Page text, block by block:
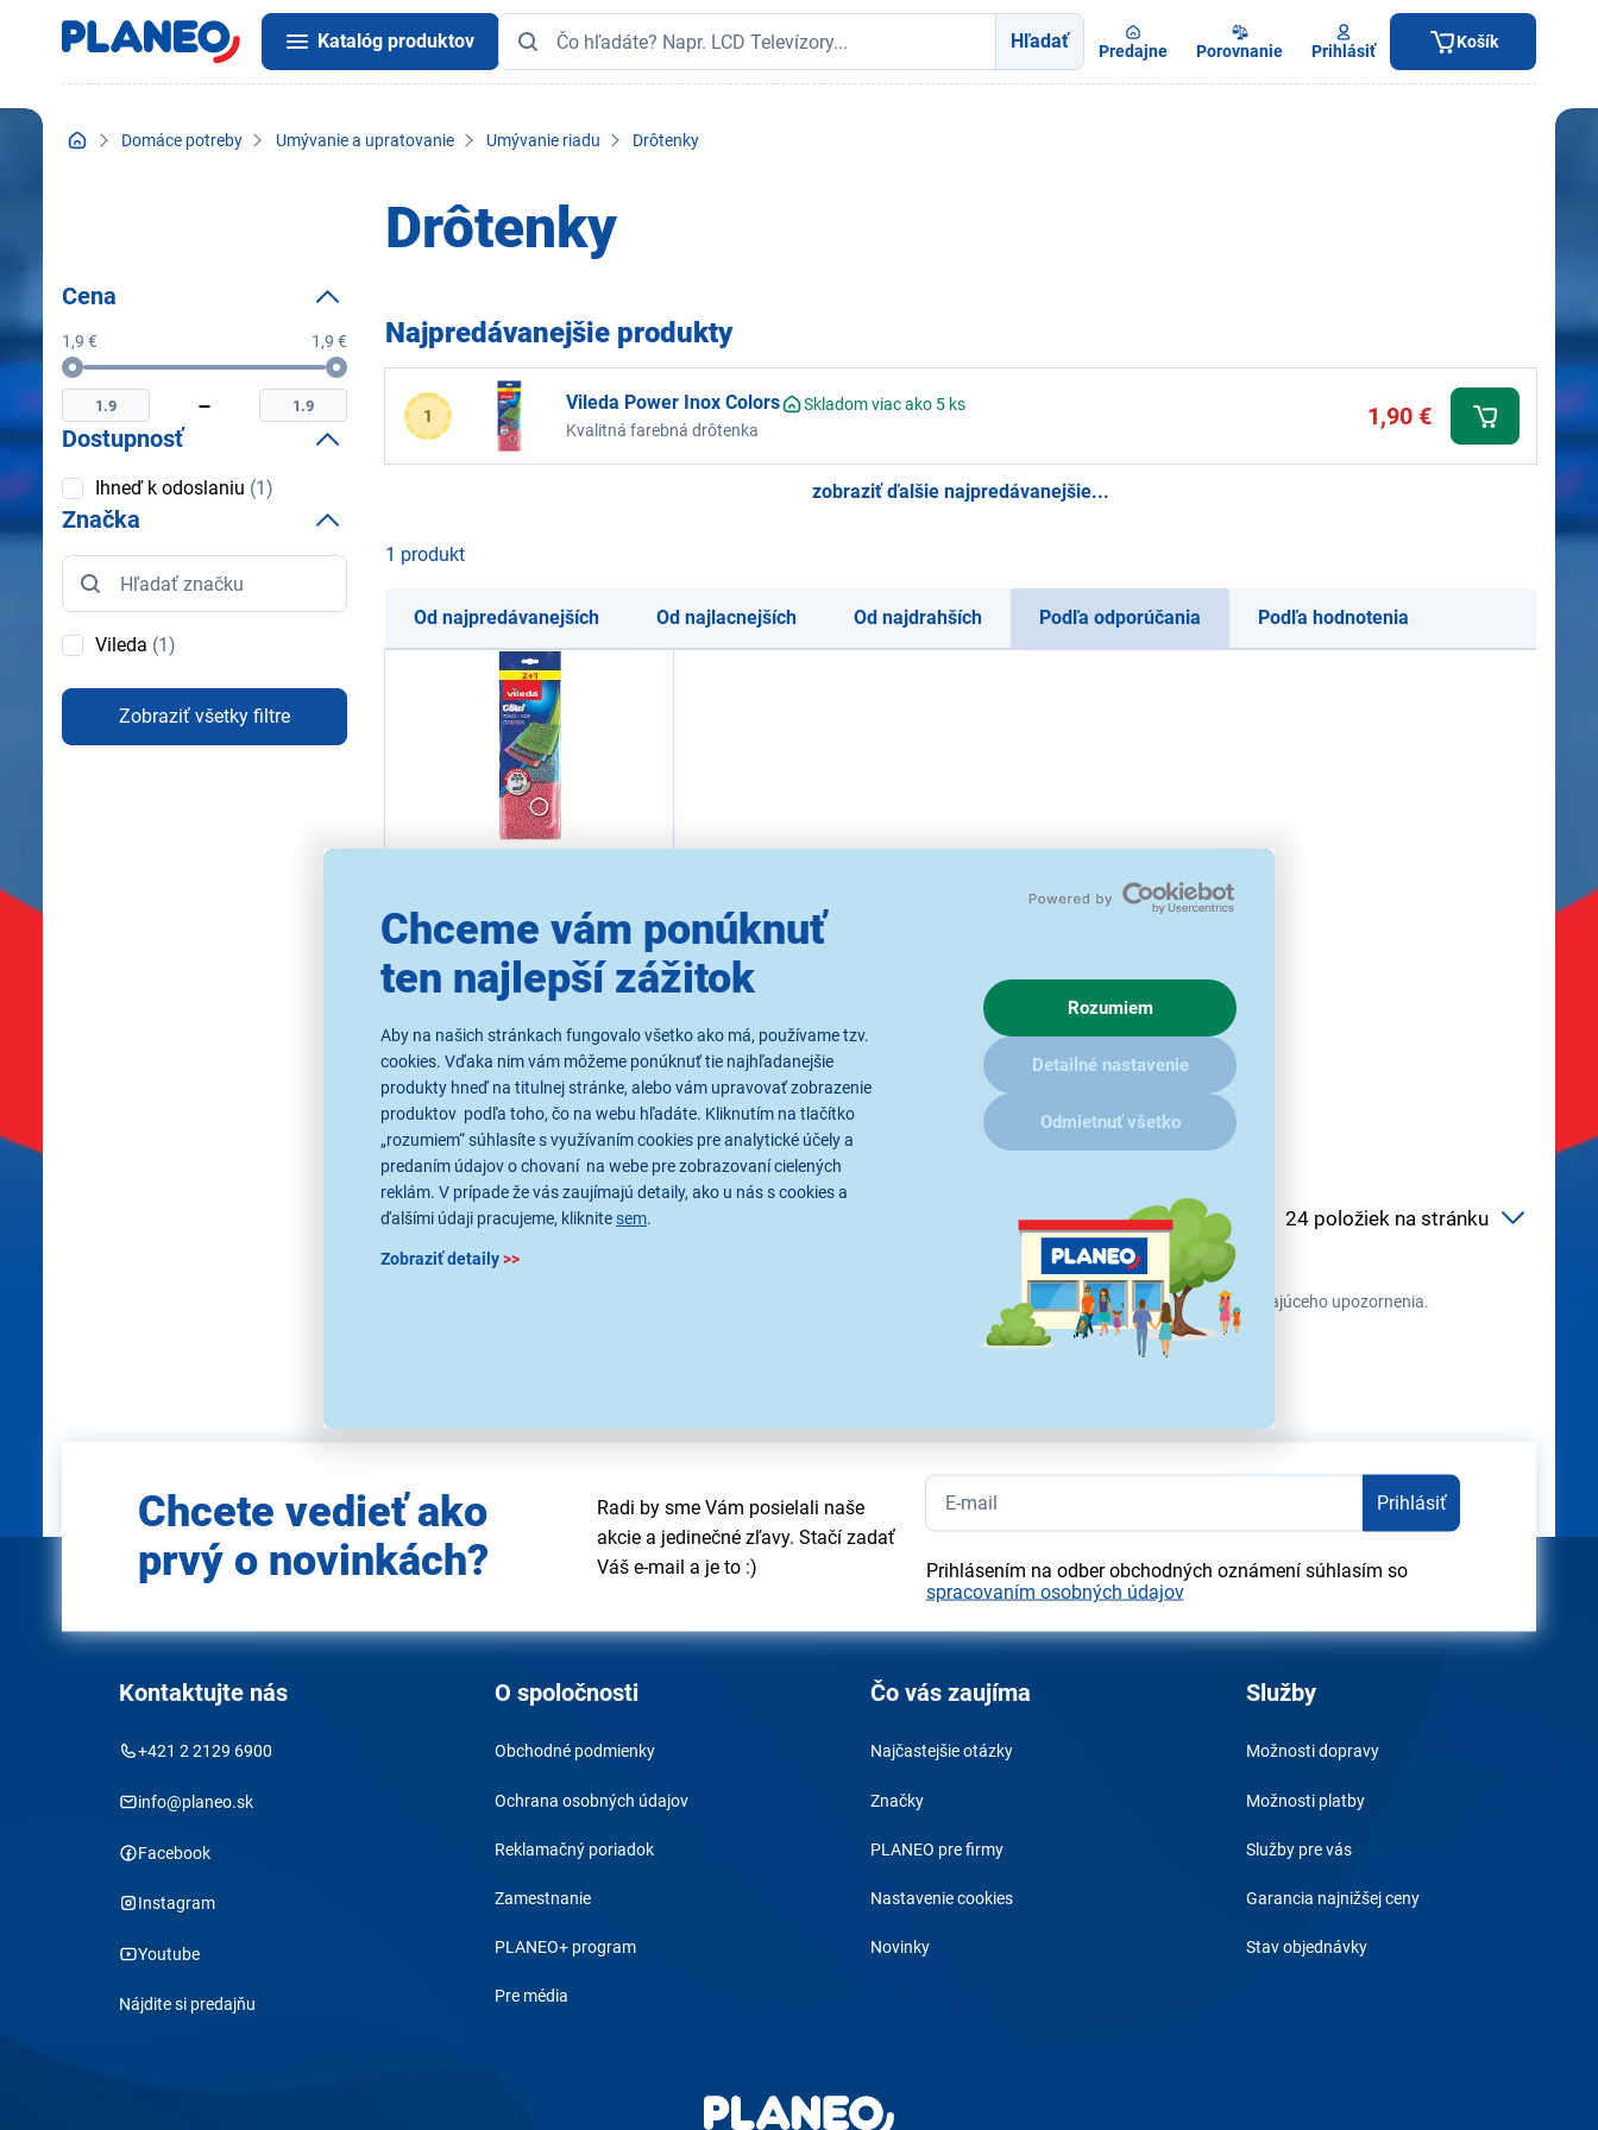
Chceme vám ponúknuť
ten najlepší zážitok
Aby na našich stránkach fungovalo všetko ako má, používame tzv.
cookies. Vďaka nim vám môžeme ponúknuť tie najhľadanejšie
produkty hneď na titulnej stránke, alebo vám upravovať zobrazenie
produktov podľa toho, čo na webu hľadáte. Kliknutím na tlačítko
„rozumiem“ súhlasíte s využívaním cookies pre analytické účely a
predaním údajov o chovaní na webe pre zobrazovaní cielených
reklám. V prípade že vás zaujímajú detaily, ako u nás s cookies a
ďalšími údaji pracujeme, kliknite sem.
Zobraziť detaily>>
Rozumiem
Detailné nastavenie
Odmietnuť všetko
Katalóg produktov Hľadať Predajne Porovnanie Prihlásiť Košík
Domáce potreby Umývanie a upratovanie Umývanie riadu Drôtenky
Drôtenky
Najpredávanejšie produkty
1
Vileda Power Inox Colors
Skladom viac ako 5 ks
Kvalitná farebná drôtenka
1,90 €
zobraziť ďalšie najpredávanejšie...
Cena
1,9 € 1,9 €
Cena
Minimální
cena
Maximální
cena
Dostupnosť
Dostupnosť
Ihneď k odoslaniu (1)
Značka
Značka
Vileda (1)
Zobraziť všetky filtre
1 produkt
Od najpredávanejších Od najlacnejších Od najdrahších Podľa odporúčania Podľa hodnotenia
Vileda Power Inox Colors
Kvalitná farebná drôtenka
Ihneď k odoslaniu
K vyzdvihnutiu už 10.8.
1,90 €
Použité obrázky sú iba ilustratívne a technické špecifikácie sa môžu v priebehu času zmeniť bez predchádzajúceho upozornenia.
e-mail
Chcete vedieť ako
prvý o novinkách?
Radi by sme Vám posielali naše
akcie a jedinečné zľavy. Stačí zadať
Váš e-mail a je to :)
Prihlásiť
Prihlásením na odber obchodných oznámení súhlasím so
spracovaním osobných údajov
Kontaktujte nás
+421 2 2129 6900
info@planeo.sk
Facebook
Instagram
Youtube
Nájdite si predajňu
O spoločnosti
Obchodné podmienky
Ochrana osobných údajov
Reklamačný poriadok
Zamestnanie
PLANEO+ program
Pre média
Čo vás zaujíma
Najčastejšie otázky
Značky
PLANEO pre firmy
Nastavenie cookies
Novinky
Služby
Možnosti dopravy
Možnosti platby
Služby pre vás
Garancia najnižšej ceny
Stav objednávky